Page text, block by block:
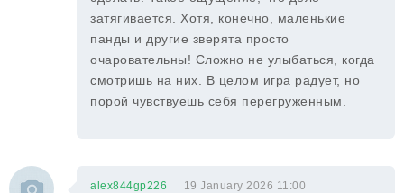
затягивается. Хотя, конечно, маленькие
панды и другие зверята просто
очаровательны! Сложно не улыбаться, когда
смотришь на них. В целом игра радует, но
порой чувствуешь себя перегруженным.
alex844gp226 19 January 2026 11:00